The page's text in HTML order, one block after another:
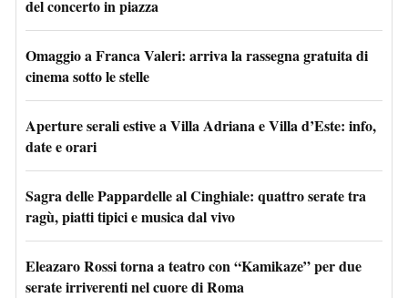
del concerto in piazza
Omaggio a Franca Valeri: arriva la rassegna gratuita di
cinema sotto le stelle
Aperture serali estive a Villa Adriana e Villa d’Este: info,
date e orari
Sagra delle Pappardelle al Cinghiale: quattro serate tra
ragù, piatti tipici e musica dal vivo
Eleazaro Rossi torna a teatro con “Kamikaze” per due
serate irriverenti nel cuore di Roma